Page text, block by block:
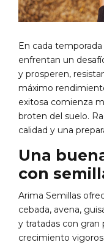
En cada
enfrentan un
y prosperen,
máximo
exitosa comienza
broten del suelo.
calidad y una
Una
con
Arima Semillas
cebada, avena,
y tratadas con gran
crecimiento